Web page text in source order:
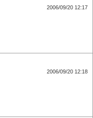
2006/09/20 12:17
2006/09/20 12:18